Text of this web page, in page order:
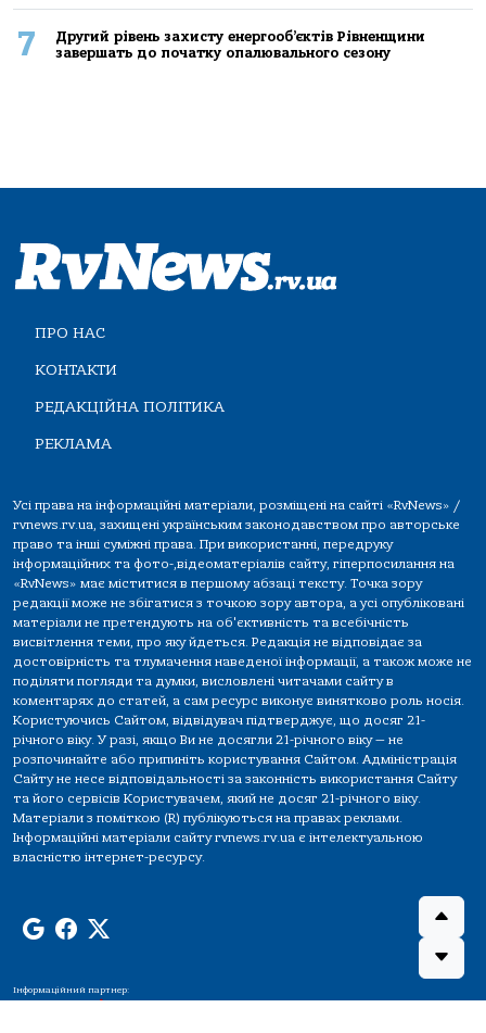
7
Другий рівень захисту енергооб’єктів Рівненщини
завершать до початку опалювального сезону
ПРО НАС
КОНТАКТИ
РЕДАКЦІЙНА ПОЛІТИКА
РЕКЛАМА
Усі права на інформаційні матеріали, розміщені на сайті «RvNews» /
rvnews.rv.ua, захищені українським законодавством про авторське
право та інші суміжні права. При використанні, передруку
інформаційних та фото-,відеоматеріалів сайту, гіперпосилання на
«RvNews» має міститися в першому абзаці тексту. Точка зору
редакції може не збігатися з точкою зору автора, а усі опубліковані
матеріали не претендують на об'єктивність та всебічність
висвітлення теми, про яку йдеться. Редакція не відповідає за
достовірність та тлумачення наведеної інформації, а також може не
поділяти погляди та думки, висловлені читачами сайту в
коментарях до статей, а сам ресурс виконує винятково роль носія.
Користуючись Сайтом, відвідувач підтверджує, що досяг 21-
річного віку. У разі, якщо Ви не досягли 21-річного віку — не
розпочинайте або припиніть користування Сайтом. Адміністрація
Сайту не несе відповідальності за законність використання Сайту
та його сервісів Користувачем, який не досяг 21-річного віку.
Матеріали з поміткою (R) публікуються на правах реклами.
Інформаційні матеріали сайту rvnews.rv.ua є інтелектуальною
власністю інтернет-ресурсу.
Інформаційний партнер: